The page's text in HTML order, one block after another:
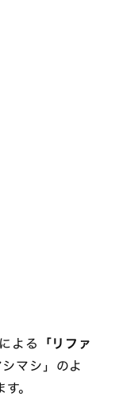
よる 「リファ
マシ」のよ
。